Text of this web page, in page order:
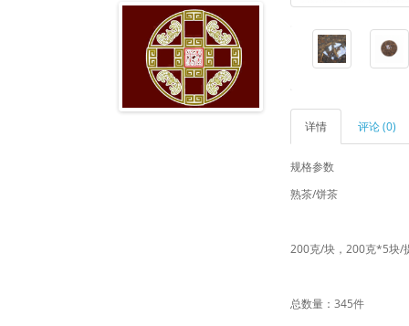
详情 评论 (0)
规格参数
熟茶/饼茶
200克/块，200克*5块/
总数量：345件